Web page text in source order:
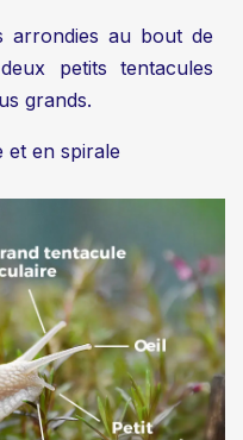
arrondies au bout de
petits tentacules
grands.
et en spirale